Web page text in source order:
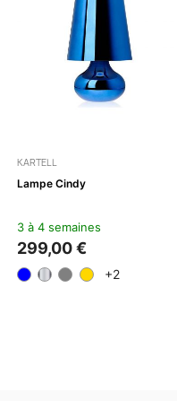
KARTELL
Lampe Cindy
3 à 4 semaines
299,00 €
+2